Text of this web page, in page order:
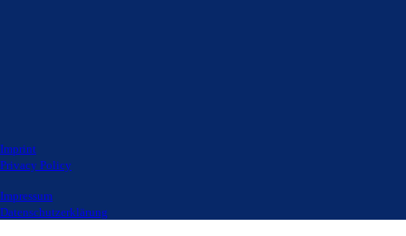
Imprint
Privacy Policy
Impressum
Datenschutzerklärung